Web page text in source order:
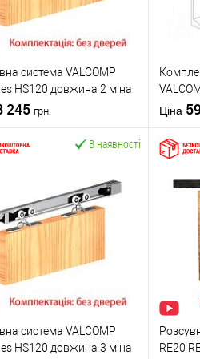
система VALCOMP
HS120 довжина 2 м на
вагою до 120 кг
245 грн.
в 1 клік
До
У обране
VALCOMP
дверей
для дерев'яних
дверей
Ціна
Країна
Статус
В наявності
система VALCOMP
HS120 довжина 3 м на
RE20